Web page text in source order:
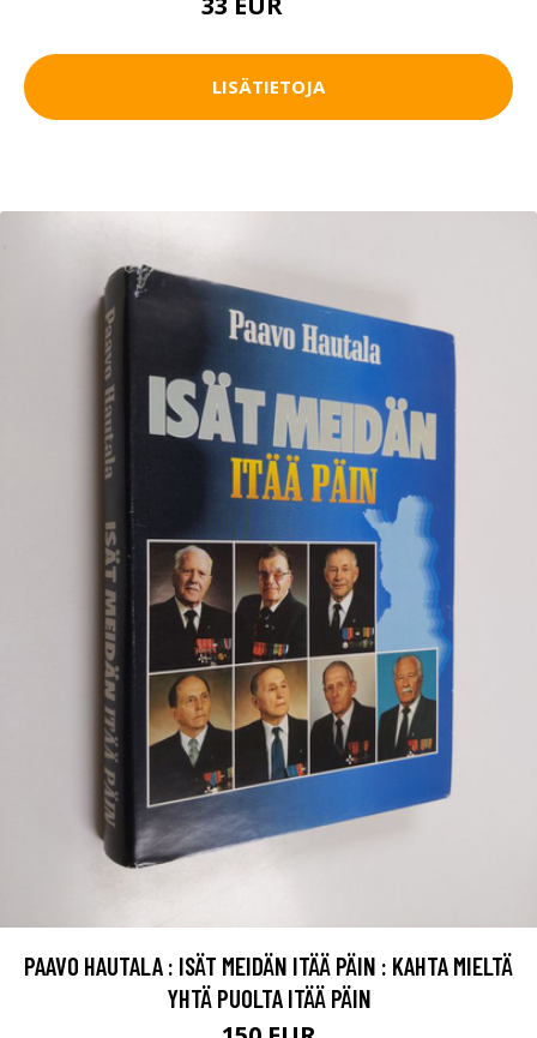
LISÄTIETOJA
PAAVO HAUTALA : ISÄT MEIDÄN ITÄÄ PÄIN : KAHTA MIELTÄ
YHTÄ PUOLTA ITÄÄ PÄIN